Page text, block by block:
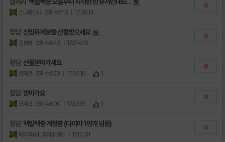
갤러리 백발백중 오늘부터 시작한 한 유저인데요...
스나좀스나 조회수:713 | 17.08.14
0
잡담 신입유저분들 선물받으세요
김봉하 조회수:843 | 17.04.06
0
잡담 선물받아가세요
코재코 조회수:529 | 17.03.19 1
0
잡담 받아가요
코재코 조회수:600 | 17.02.15 1
0
잡담 백발백중 계정팜 (다이아 1만개 넘음)
배고파유1 조회수:861 | 17.01.31
0